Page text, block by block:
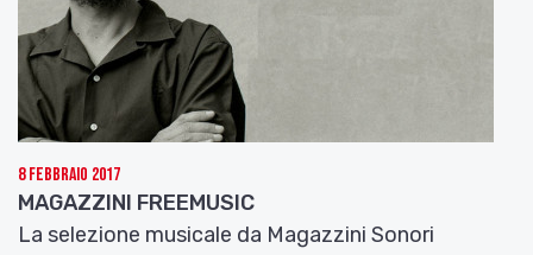
8 Febbraio 2017
MAGAZZINI FREEMUSIC
La selezione musicale da Magazzini Sonori